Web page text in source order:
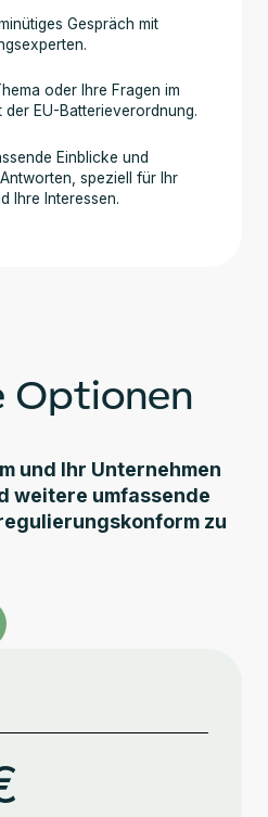
Gespräch mit
oder Ihre Fragen im
der EU-Batterieverordnung.
Einblicke und
speziell für Ihr
Ihre Interessen.
Optionen
und Ihr Unternehmen
weitere umfassende
zu